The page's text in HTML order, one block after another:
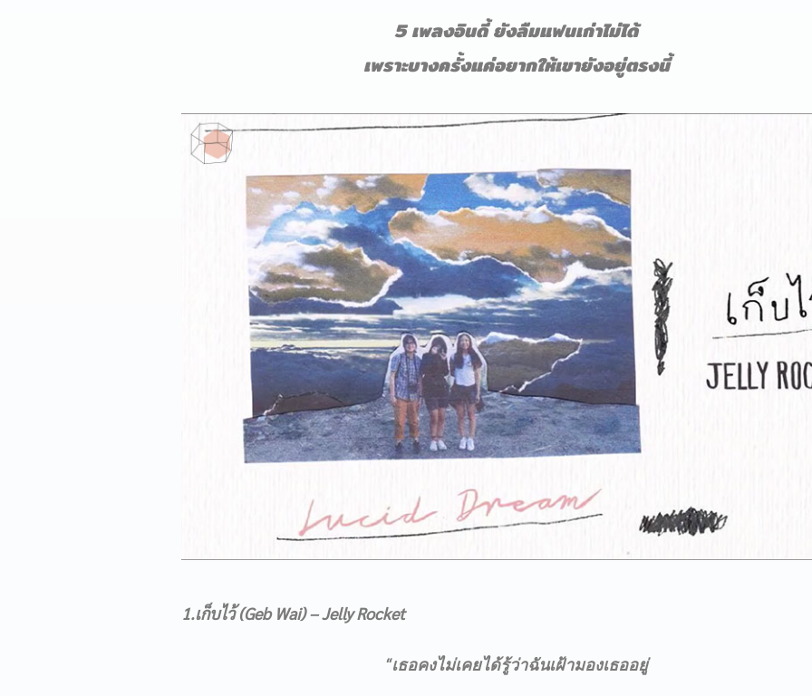
5 เพลงอินดี้ ยังลืมแฟนเก่าไม่ได้
เพราะบางครั้งแค่อยากให้เขายังอยู่ตรงนี้
1.เก็บไว้ (Geb Wai) – Jelly Rocket
“เธอคงไม่เคยได้รู้ว่าฉันเฝ้ามองเธออยู่